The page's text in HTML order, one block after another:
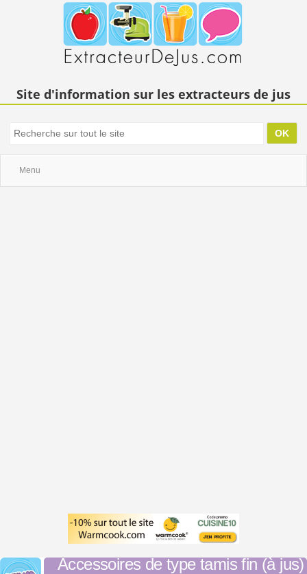
Site d'information sur les extracteurs de jus
Menu
Accessoires de type tamis fin (à jus)